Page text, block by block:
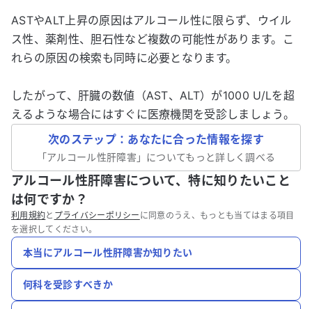
ASTやALT上昇の原因はアルコール性に限らず、ウイル
ス性、薬剤性、胆石性など複数の可能性があります。こ
れらの原因の検索も同時に必要となります。
したがって、肝臓の数値（AST、ALT）が1000 U/Lを超
えるような場合にはすぐに医療機関を受診しましょう。
次のステップ：あなたに合った情報を探す
「アルコール性肝障害」についてもっと詳しく調べる
アルコール性肝障害について、特に知りたいこと
は何ですか？
利用規約と プライバシーポリシー に同意のうえ、もっとも当てはまる項目
を選択してください。
本当にアルコール性肝障害か知りたい
何科を受診すべきか